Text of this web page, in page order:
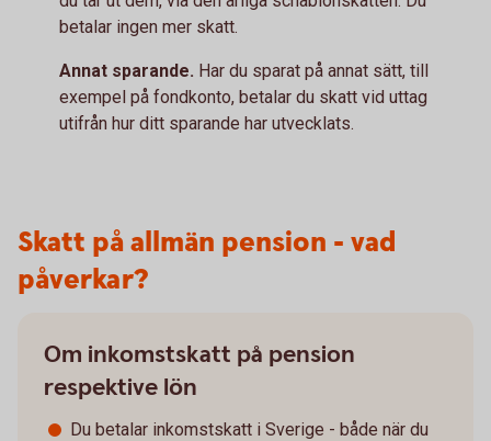
betalar ingen mer skatt.
Annat sparande. Har du sparat på annat sätt, till
exempel på fondkonto, betalar du skatt vid uttag
utifrån hur ditt sparande har utvecklats.
Skatt på allmän pension - vad
påverkar?
Om inkomstskatt på pension
respektive lön
Du betalar inkomstskatt i Sverige - både när du